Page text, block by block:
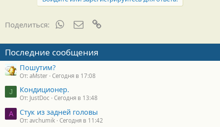
Поделиться: WhatsAppЭлектронная почта
Последние сообщения
Пошутим?
От: aMster Сегодня в 17:08
J Кондиционер.
От: JustDoc Сегодня в 13:48
A Стук из задней головы
От: avchumik Сегодня в 11:42